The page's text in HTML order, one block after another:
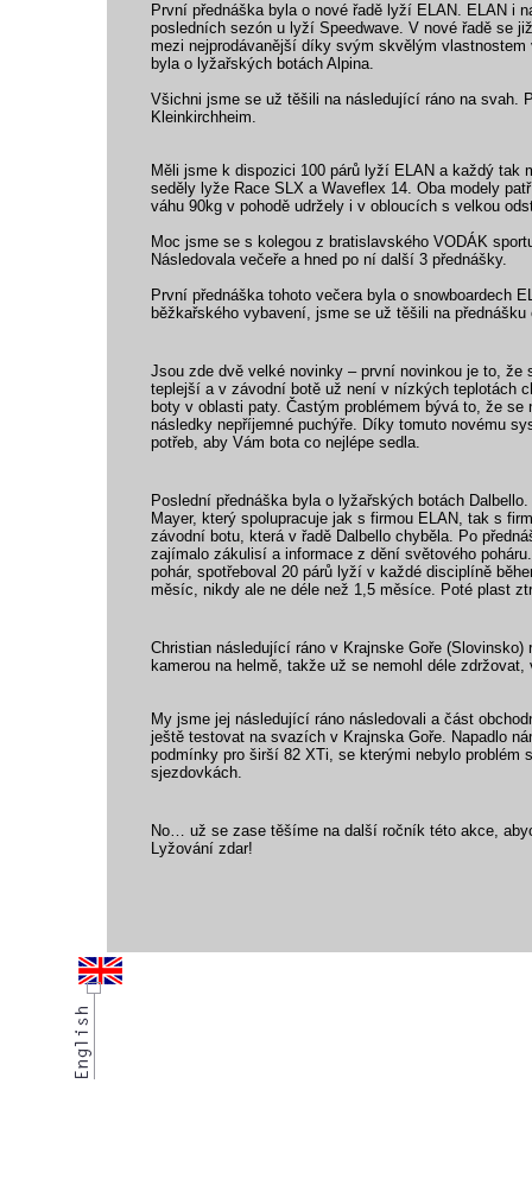
První přednáška byla o nové řadě lyží ELAN. ELAN i
posledních sezón u lyží Speedwave. V nové řadě se
mezi nejprodávanější díky svým skvělým
byla o lyžařských botách Alpina.
Všichni jsme se už těšili na následující ráno na svah.
Kleinkirchheim.
Měli jsme k dispozici 100 párů lyží ELAN a každý
seděly lyže Race SLX a Waveflex 14. Oba modely
váhu 90kg v pohodě udržely i v obloucích s velkou
Moc jsme se s kolegou z bratislavského VODÁK
Následovala večeře a hned po ní další 3 přednášky.
První přednáška tohoto večera byla o snowboardech
běžkařského vybavení, jsme se už těšili na
Jsou zde dvě velké novinky – první novinkou je to,
teplejší a v závodní botě už není v nízkých teplotách
boty v oblasti paty. Častým problémem bývá to, že
následky nepříjemné puchýře. Díky tomuto novému
potřeb, aby Vám bota co nejlépe sedla.
Poslední přednáška byla o lyžařských botách
Mayer, který spolupracuje jak s firmou ELAN, tak s
závodní botu, která v řadě Dalbello chyběla. Po
zajímalo zákulisí a informace z dění světového
pohár, spotřeboval 20 párů lyží v každé disciplíně
měsíc, nikdy ale ne déle než 1,5 měsíce. Poté plast
Christian následující ráno v Krajnske Goře
kamerou na helmě, takže už se nemohl déle
My jsme jej následující ráno následovali a část
ještě testovat na svazích v Krajnska Goře. Napadlo
podmínky pro širší 82 XTi, se kterými nebylo
sjezdovkách.
No… už se zase těšíme na další ročník této akce,
Lyžování zdar!